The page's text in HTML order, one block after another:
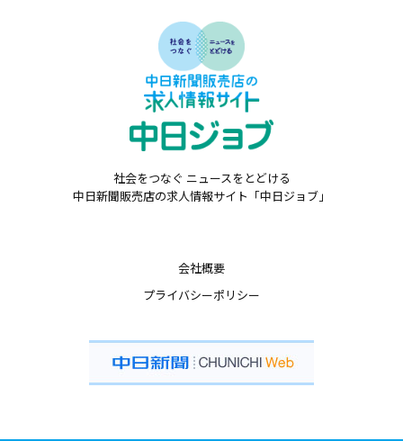
社会をつなぐ ニュースをとどける
中日新聞販売店の求人情報サイト「中日ジョブ」
会社概要
プライバシーポリシー